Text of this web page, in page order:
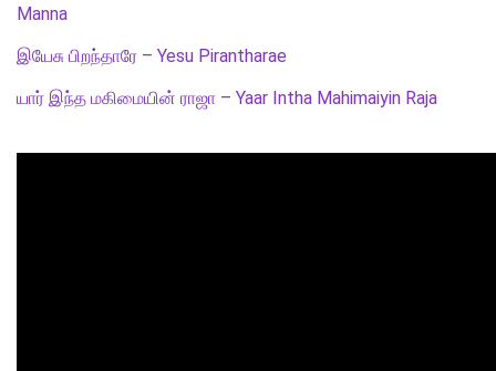
Manna
இயேசு பிறந்தாரே – Yesu Pirantharae
யார் இந்த மகிமையின் ராஜா – Yaar Intha Mahimaiyin Raja